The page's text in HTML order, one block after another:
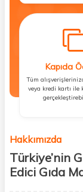
Kapıda
Tüm
veya kredi kartı ile
Hakkımızda
Türkiye’nin
Edici Gıda